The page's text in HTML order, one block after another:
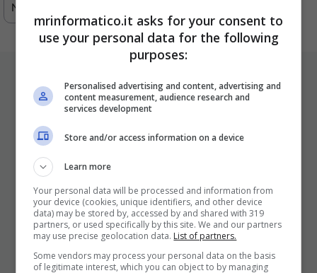
Next
I Pro E I Contro Di Una Nuova Moda
Per Sempre
mrinformatico.it asks for your consent to
use your personal data for the following
purposes:
Personalised advertising and content, advertising and
content measurement, audience research and
services development
Store and/or access information on a device
Learn more
Your personal data will be processed and information from
your device (cookies, unique identifiers, and other device
data) may be stored by, accessed by and shared with 319
partners, or used specifically by this site. We and our partners
may use precise geolocation data. List of partners.
Some vendors may process your personal data on the basis
of legitimate interest, which you can object to by managing